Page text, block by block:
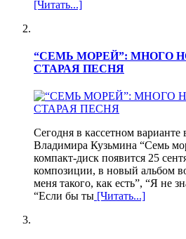
[Читать...]
“СЕМЬ МОРЕЙ”: МНОГО
СТАРАЯ ПЕСНЯ
Сегодня в кассетном варианте
Владимира Кузьмина “Семь
компакт-диск появится 25
композиции, в новый альбом
меня такого, как есть”, “Я не
“Если бы ты [Читать...]